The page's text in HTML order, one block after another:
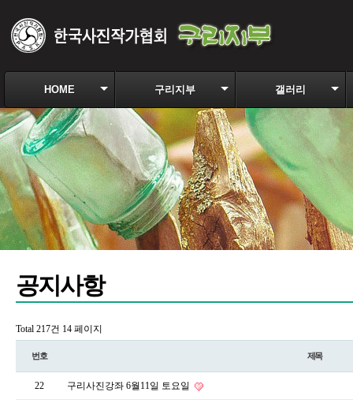
HOME 구리지부 갤러리
공지사항
Total 217건 14 페이지
번호 제목
22 구리사진강좌 6월11일 토요일